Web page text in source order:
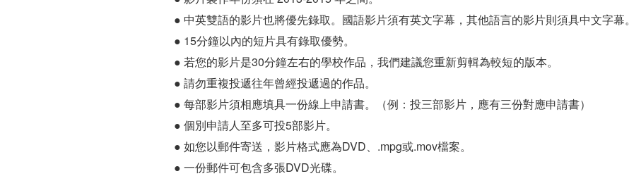
● 中英雙語的影片也將優先錄取。國語影片須有英文字幕，其他語言的影片則須具中文字幕。
● 15分鐘以內的短片具有錄取優勢。
● 若您的影片是30分鐘左右的學校作品，我們建議您重新剪輯為較短的版本。
● 請勿重複投遞往年曾經投遞過的作品。
● 每部影片須相應填具一份線上申請書。（例：投三部影片，應有三份對應申請書）
● 個別申請人至多可投5部影片。
● 如您以郵件寄送，影片格式應為DVD、.mpg或.mov檔案。
● 一份郵件可包含多張DVD光碟。